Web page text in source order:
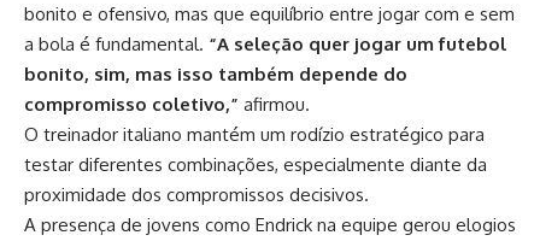
bonito e ofensivo, mas que equilíbrio entre jogar com e sem
a bola é fundamental. “A seleção quer jogar um futebol
bonito, sim, mas isso também depende do
compromisso coletivo,” afirmou.
O treinador italiano mantém um rodízio estratégico para
testar diferentes combinações, especialmente diante da
proximidade dos compromissos decisivos.
A presença de jovens como Endrick na equipe gerou elogios